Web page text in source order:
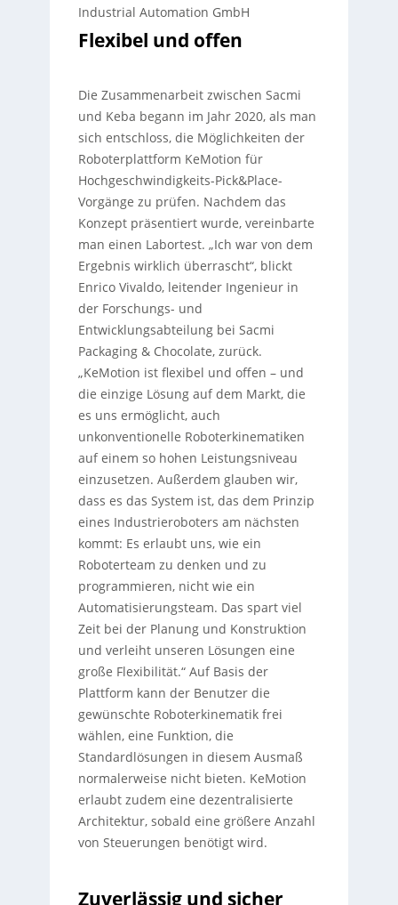
Industrial Automation GmbH
Flexibel und offen
Die Zusammenarbeit zwischen Sacmi
und Keba begann im Jahr 2020, als man
sich entschloss, die Möglichkeiten der
Roboterplattform KeMotion für
Hochgeschwindigkeits-Pick&Place-
Vorgänge zu prüfen. Nachdem das
Konzept präsentiert wurde, vereinbarte
man einen Labortest. „Ich war von dem
Ergebnis wirklich überrascht“, blickt
Enrico Vivaldo, leitender Ingenieur in
der Forschungs- und
Entwicklungsabteilung bei Sacmi
Packaging & Chocolate, zurück.
„KeMotion ist flexibel und offen – und
die einzige Lösung auf dem Markt, die
es uns ermöglicht, auch
unkonventionelle Roboterkinematiken
auf einem so hohen Leistungsniveau
einzusetzen. Außerdem glauben wir,
dass es das System ist, das dem Prinzip
eines Industrieroboters am nächsten
kommt: Es erlaubt uns, wie ein
Roboterteam zu denken und zu
programmieren, nicht wie ein
Automatisierungsteam. Das spart viel
Zeit bei der Planung und Konstruktion
und verleiht unseren Lösungen eine
große Flexibilität.“ Auf Basis der
Plattform kann der Benutzer die
gewünschte Roboterkinematik frei
wählen, eine Funktion, die
Standardlösungen in diesem Ausmaß
normalerweise nicht bieten. KeMotion
erlaubt zudem eine dezentralisierte
Architektur, sobald eine größere Anzahl
von Steuerungen benötigt wird.
Zuverlässig und sicher